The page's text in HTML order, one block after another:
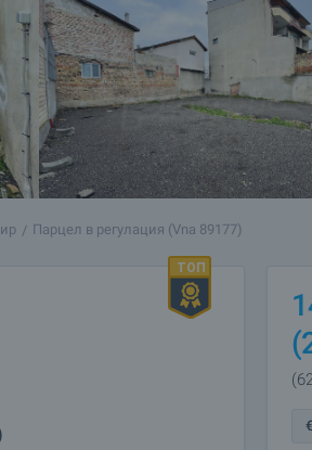
Парцел в регулация (Vna 89177)
€